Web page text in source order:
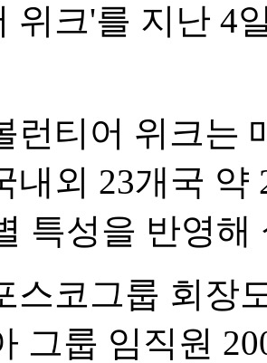
위크'를 지난 4
런티어 위크는
내외 23개국 약
특성을 반영
스코그룹 회장
그룹 임직원